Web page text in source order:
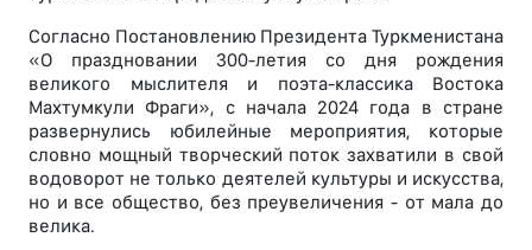
Согласно Постановлению Президента Туркменистана
«О праздновании 300-летия со дня рождения
великого мыслителя и поэта-классика Востока
Махтумкули Фраги», с начала 2024 года в стране
развернулись юбилейные мероприятия, которые
словно мощный творческий поток захватили в свой
водоворот не только деятелей культуры и искусства,
но и все общество, без преувеличения - от мала до
велика.